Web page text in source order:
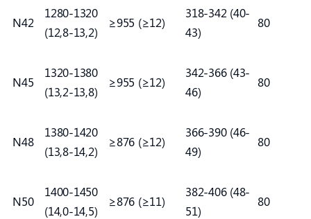
N42
1280-1320
(12,8-13,2)
≥955 (≥12)
318-342 (40-
43)
80
N45
1320-1380
(13,2-13,8)
≥955 (≥12)
342-366 (43-
46)
80
N48
1380-1420
(13,8-14,2)
≥876 (≥12)
366-390 (46-
49)
80
N50
1400-1450
(14,0-14,5)
≥876 (≥11)
382-406 (48-
51)
80